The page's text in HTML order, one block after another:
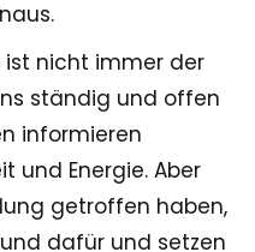
ist nicht immer der
ständig und offen
informieren
und Energie. Aber
getroffen haben,
dafür und setzen